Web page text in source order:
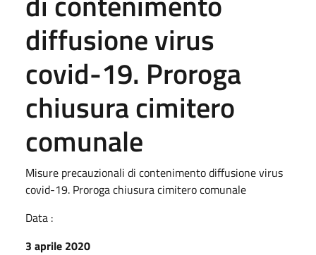
diffusione virus
covid-19. Proroga
chiusura cimitero
comunale
Misure precauzionali di contenimento diffusione virus
covid-19. Proroga chiusura cimitero comunale
Data :
3 aprile 2020